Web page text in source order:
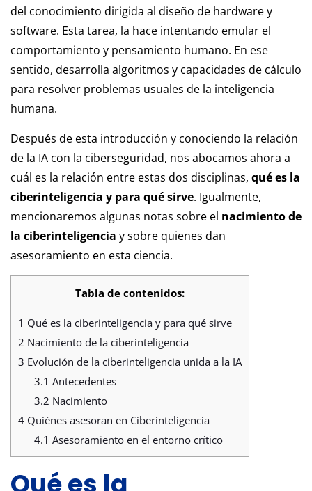
del conocimiento dirigida al diseño de hardware y
software. Esta tarea, la hace intentando emular el
comportamiento y pensamiento humano. En ese
sentido, desarrolla algoritmos y capacidades de cálculo
para resolver problemas usuales de la inteligencia
humana.
Después de esta introducción y conociendo la relación
de la IA con la ciberseguridad, nos abocamos ahora a
cuál es la relación entre estas dos disciplinas, qué es la
ciberinteligencia y para qué sirve. Igualmente,
mencionaremos algunas notas sobre el nacimiento de
la ciberinteligencia y sobre quienes dan
asesoramiento en esta ciencia.
Tabla de contenidos:
1 Qué es la ciberinteligencia y para qué sirve
2 Nacimiento de la ciberinteligencia
3 Evolución de la ciberinteligencia unida a la IA
3.1 Antecedentes
3.2 Nacimiento
4 Quiénes asesoran en Ciberinteligencia
4.1 Asesoramiento en el entorno crítico